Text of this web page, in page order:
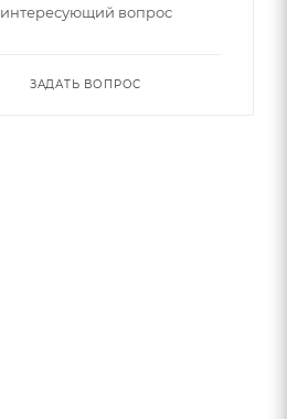
интересующий вопрос
ЗАДАТЬ ВОПРОС